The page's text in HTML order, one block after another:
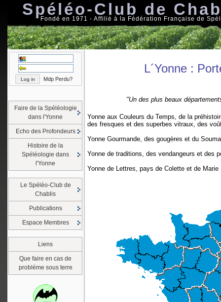
Spéléo-Club de
Fondé en 1971 - Affilié à la Fédération Française de
Mdp Perdu?
Faire de la Spéléologie
dans l'Yonne
Echo des Profondeurs
Histoire de la
Spéléologie dans
l'Yonne
Le Spéléo-Club de
Chablis
Publications
Espace Membres
Liens
Que faire en cas de
probléme sous terre
L´Yonne :
"Un des plus beaux
Yonne aux Couleurs du Temps, de la
des fresques et des superbes vitraux, des
Yonne Gourmande, des gougères et du
Yonne de traditions, des vendangeurs et des
Yonne de Lettres, pays de Colette et de Marie